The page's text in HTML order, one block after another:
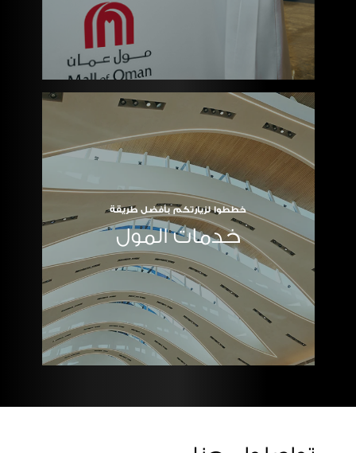
خططوا لزيارتكم بأفضل طريقة
خدمات المول